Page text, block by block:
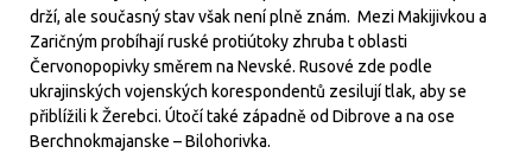
drží, ale současný stav však není plně znám. Mezi Makijivkou a
Zaričným probíhají ruské protiútoky zhruba t oblasti
Červonopopivky směrem na Nevské. Rusové zde podle
ukrajinských vojenských korespondentů zesilují tlak, aby se
přiblížili k Žerebci. Útočí také západně od Dibrove a na ose
Berchnokmajanske – Bilohorivka.